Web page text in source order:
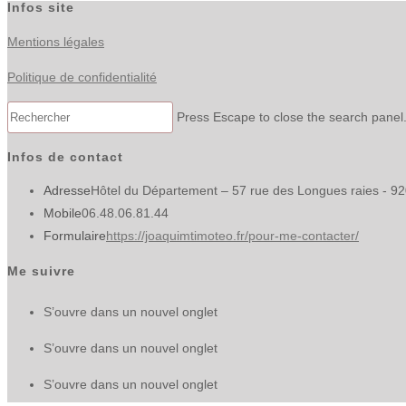
Infos site
Mentions légales
Politique de confidentialité
Press Escape to close the search panel.
Infos de contact
AdresseHôtel du Département – 57 rue des Longues raies -
Mobile06.48.06.81.44
Formulairehttps://joaquimtimoteo.fr/pour-me-contacter/
Me suivre
S’ouvre dans un nouvel onglet
S’ouvre dans un nouvel onglet
S’ouvre dans un nouvel onglet